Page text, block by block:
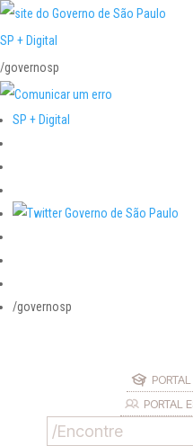
SP + Digital
/governosp
SP + Digital
/governosp
PORTAL